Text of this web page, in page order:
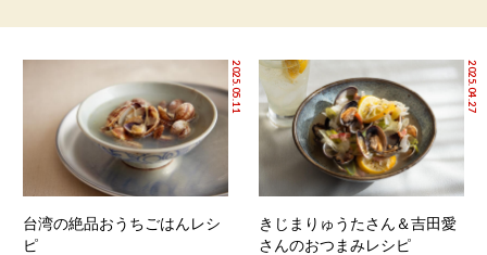
2025.05.11
台湾の絶品おうちごはんレシ
ピ
2025.04.27
きじまりゅうたさん＆吉田愛
さんのおつまみレシピ